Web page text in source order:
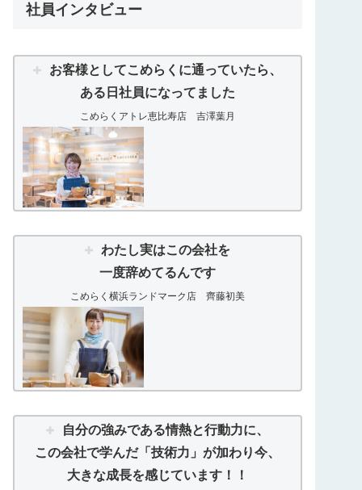
社員インタビュー
お客様としてこめらくに通っていたら、
ある日社員になってました
こめらくアトレ恵比寿店 吉澤葉月
わたし実はこの会社を
一度辞めてるんです
こめらく横浜ランドマーク店 齊藤初美
自分の強みである情熱と行動力に、
この会社で学んだ「技術力」が加わり今、
大きな成長を感じています！！